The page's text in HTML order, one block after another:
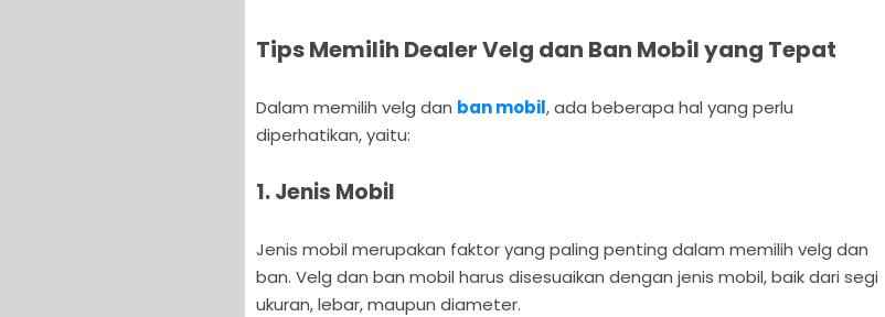
Tips Memilih Dealer Velg dan Ban Mobil yang Tepat
Dalam memilih velg dan ban mobil, ada beberapa hal yang perlu
diperhatikan, yaitu:
1. Jenis Mobil
Jenis mobil merupakan faktor yang paling penting dalam memilih velg dan
ban. Velg dan ban mobil harus disesuaikan dengan jenis mobil, baik dari segi
ukuran, lebar, maupun diameter.